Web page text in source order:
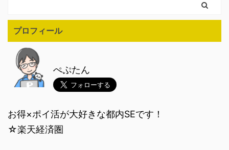
プロフィール
ぺぷたん
お得×ポイ活が大好きな都内SEです！
☆楽天経済圏